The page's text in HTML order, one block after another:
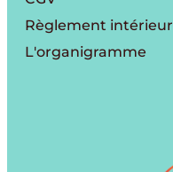
Règlement intérieur
L'organigramme